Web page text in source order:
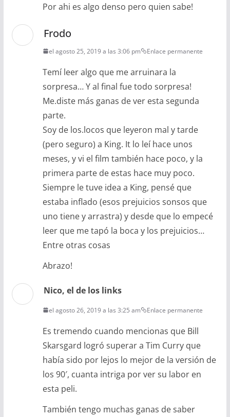
Por ahi es algo denso pero quien sabe!
Frodo
el agosto 25, 2019 a las 3:06 pm Enlace permanente
Temí leer algo que me arruinara la
sorpresa… Y al final fue todo sorpresa!
Me.diste más ganas de ver esta segunda
parte.
Soy de los.locos que leyeron mal y tarde
(pero seguro) a King. It lo leí hace unos
meses, y vi el film también hace poco, y la
primera parte de estas hace muy poco.
Siempre le tuve idea a King, pensé que
estaba inflado (esos prejuicios sonsos que
uno tiene y arrastra) y desde que lo empecé
leer que me tapó la boca y los prejuicios…
Entre otras cosas
Abrazo!
Nico, el de los links
el agosto 26, 2019 a las 3:25 am Enlace permanente
Es tremendo cuando mencionas que Bill
Skarsgard logró superar a Tim Curry que
había sido por lejos lo mejor de la versión de
los 90′, cuanta intriga por ver su labor en
esta peli.
También tengo muchas ganas de saber